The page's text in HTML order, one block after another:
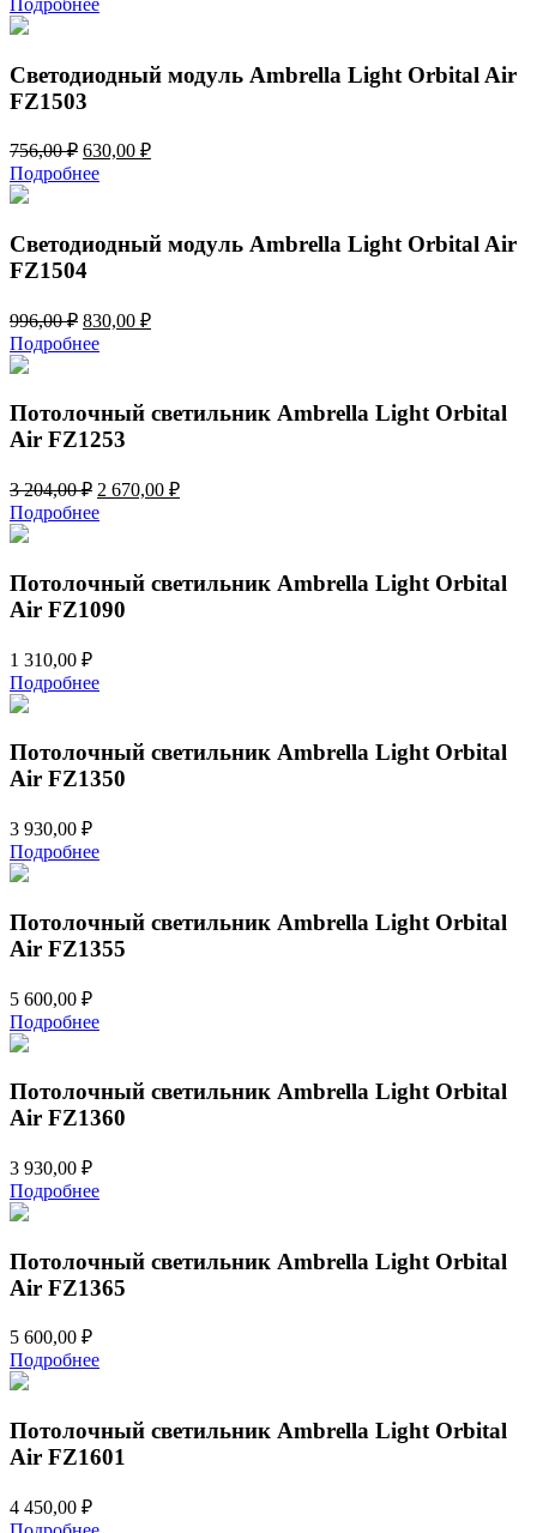
составляла
Светодиодный модуль Ambrella Light Orbital Air
FZ1503
756,00₽ Первоначальная
цена
составляла
630,00 ₽Текущая
Подробнее
Светодиодный модуль Ambrella Light Orbital Air
FZ1504
996,00₽ Первоначальная
цена
составляла
830,00 ₽Текущая
Подробнее
Потолочный светильник Ambrella Light Orbital
Air FZ1253
3 204,00₽ Первоначальная
цена
составляла
204,00 ₽.
2 670,00 ₽Текущая
Подробнее
Потолочный светильник Ambrella Light Orbital
Air FZ1090
1 310,00 ₽
Подробнее
Потолочный светильник Ambrella Light Orbital
Air FZ1350
3 930,00 ₽
Подробнее
Потолочный светильник Ambrella Light Orbital
Air FZ1355
5 600,00 ₽
Подробнее
Потолочный светильник Ambrella Light Orbital
Air FZ1360
3 930,00 ₽
Подробнее
Потолочный светильник Ambrella Light Orbital
Air FZ1365
5 600,00 ₽
Подробнее
Потолочный светильник Ambrella Light Orbital
Air FZ1601
4 450,00 ₽